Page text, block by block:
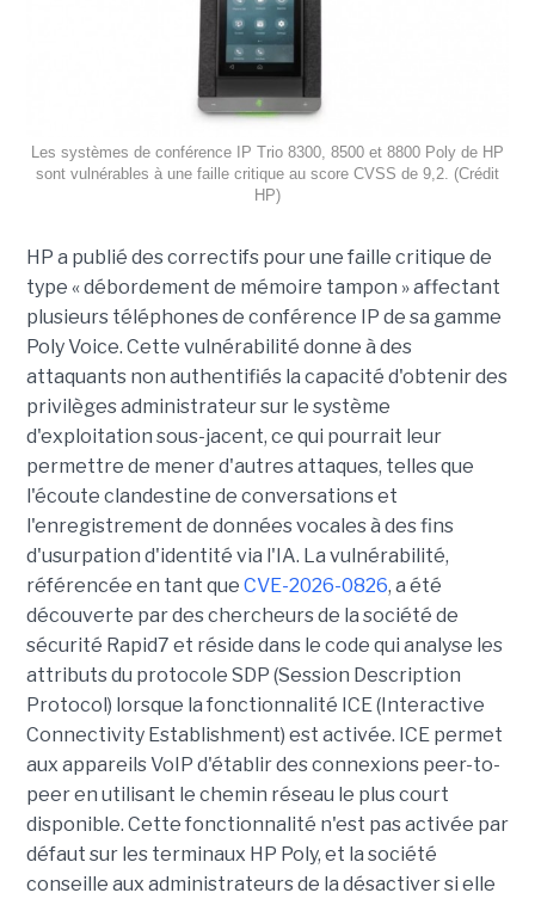
Les systèmes de conférence IP Trio 8300, 8500 et 8800 Poly de HP
sont vulnérables à une faille critique au score CVSS de 9,2. (Crédit
HP)
HP a publié des correctifs pour une faille critique de
type « débordement de mémoire tampon » affectant
plusieurs téléphones de conférence IP de sa gamme
Poly Voice. Cette vulnérabilité donne à des
attaquants non authentifiés la capacité d'obtenir des
privilèges administrateur sur le système
d'exploitation sous-jacent, ce qui pourrait leur
permettre de mener d'autres attaques, telles que
l'écoute clandestine de conversations et
l'enregistrement de données vocales à des fins
d'usurpation d'identité via l'IA. La vulnérabilité,
référencée en tant que CVE-2026-0826, a été
découverte par des chercheurs de la société de
sécurité Rapid7 et réside dans le code qui analyse les
attributs du protocole SDP (Session Description
Protocol) lorsque la fonctionnalité ICE (Interactive
Connectivity Establishment) est activée. ICE permet
aux appareils VoIP d'établir des connexions peer-to-
peer en utilisant le chemin réseau le plus court
disponible. Cette fonctionnalité n'est pas activée par
défaut sur les terminaux HP Poly, et la société
conseille aux administrateurs de la désactiver si elle